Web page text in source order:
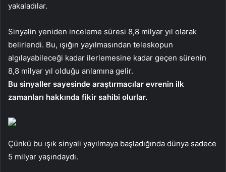
yakaladılar.
Sinyalin yeniden inceleme süresi 8,8 milyar yıl olarak
belirlendi. Bu, ışığın yayılmasından teleskopun
algılayabileceği kadar ilerlemesine kadar geçen sürenin
8,8 milyar yıl olduğu anlamına gelir.
Bu sinyaller sayesinde araştırmacılar evrenin ilk
zamanları hakkında fikir sahibi olurlar.
Çünkü bu ışık sinyali yayılmaya başladığında dünya sadece
5 milyar yaşındaydı.